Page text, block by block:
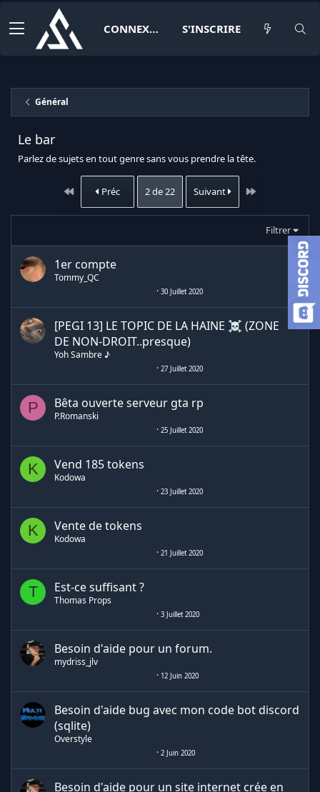
CONNEXION S'INSCRIRE
Général
Le bar
Parlez de sujets en tout genre sans vous prendre la tête.
PremierPréc 2 de 22 Suivant Dernier
Filtrer
1er compte
Tommy_QC
30 Juillet 2020
[PEGI 13] LE TOPIC DE LA HAINE ☠ (ZONE
DE NON-DROIT..presque)
Yoh Sambre ♪
27 Juillet 2020
P Bêta ouverte serveur gta rp
P.Romanski
25 Juillet 2020
K Vend 185 tokens
Kodowa
23 Juillet 2020
K Vente de tokens
Kodowa
21 Juillet 2020
T Est-ce suffisant ?
Thomas Props
3 Juillet 2020
Besoin d'aide pour un forum.
mydriss_jlv
12 Juin 2020
Besoin d'aide bug avec mon code bot discord
(sqlite)
Overstyle
2 Juin 2020
Besoin d'aide pour un site internet crée en